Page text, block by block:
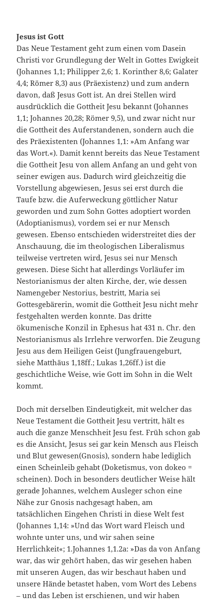
Jesus ist Gott
Das Neue Testament geht zum einen vom Dasein
Christi vor Grundlegung der Welt in Gottes Ewigkeit
(Johannes 1,1; Philipper 2,6; 1. Korinther 8,6; Galater
4,4; Römer 8,3) aus (Präexistenz) und zum andern
davon, daß Jesus Gott ist. An drei Stellen wird
ausdrücklich die Gottheit Jesu bekannt (Johannes
1,1; Johannes 20,28; Römer 9,5), und zwar nicht nur
die Gottheit des Auferstandenen, sondern auch die
des Präexistenten (Johannes 1,1: »Am Anfang war
das Wort.«). Damit kennt bereits das Neue Testament
die Gottheit Jesu von allem Anfang an und geht von
seiner ewigen aus. Dadurch wird gleichzeitig die
Vorstellung abgewiesen, Jesus sei erst durch die
Taufe bzw. die Auferweckung göttlicher Natur
geworden und zum Sohn Gottes adoptiert worden
(Adoptianismus), vordem sei er nur Mensch
gewesen. Ebenso entschieden widerstreitet dies der
Anschauung, die im theologischen Liberalismus
teilweise vertreten wird, Jesus sei nur Mensch
gewesen. Diese Sicht hat allerdings Vorläufer im
Nestorianismus der alten Kirche, der, wie dessen
Namengeber Nestorius, bestritt, Maria sei
Gottesgebärerin, womit die Gottheit Jesu nicht mehr
festgehalten werden konnte. Das dritte
ökumenische Konzil in Ephesus hat 431 n. Chr. den
Nestorianismus als Irrlehre verworfen. Die Zeugung
Jesu aus dem Heiligen Geist (Jungfrauengeburt,
siehe Matthäus 1,18ff.; Lukas 1,26ff.) ist die
geschichtliche Weise, wie Gott im Sohn in die Welt
kommt.
Doch mit derselben Eindeutigkeit, mit welcher das
Neue Testament die Gottheit Jesu vertritt, hält es
auch die ganze Menschheit Jesu fest. Früh schon gab
es die Ansicht, Jesus sei gar kein Mensch aus Fleisch
und Blut gewesen(Gnosis), sondern habe lediglich
einen Scheinleib gehabt (Doketismus, von dokeo =
scheinen). Doch in besonders deutlicher Weise hält
gerade Johannes, welchem Ausleger schon eine
Nähe zur Gnosis nachgesagt haben, am
tatsächlichen Eingehen Christi in diese Welt fest
(Johannes 1,14: »Und das Wort ward Fleisch und
wohnte unter uns, und wir sahen seine
Herrlichkeit«; 1.Johannes 1,1.2a: »Das da von Anfang
war, das wir gehört haben, das wir gesehen haben
mit unseren Augen, das wir beschaut haben und
unsere Hände betastet haben, vom Wort des Lebens
– und das Leben ist erschienen, und wir haben